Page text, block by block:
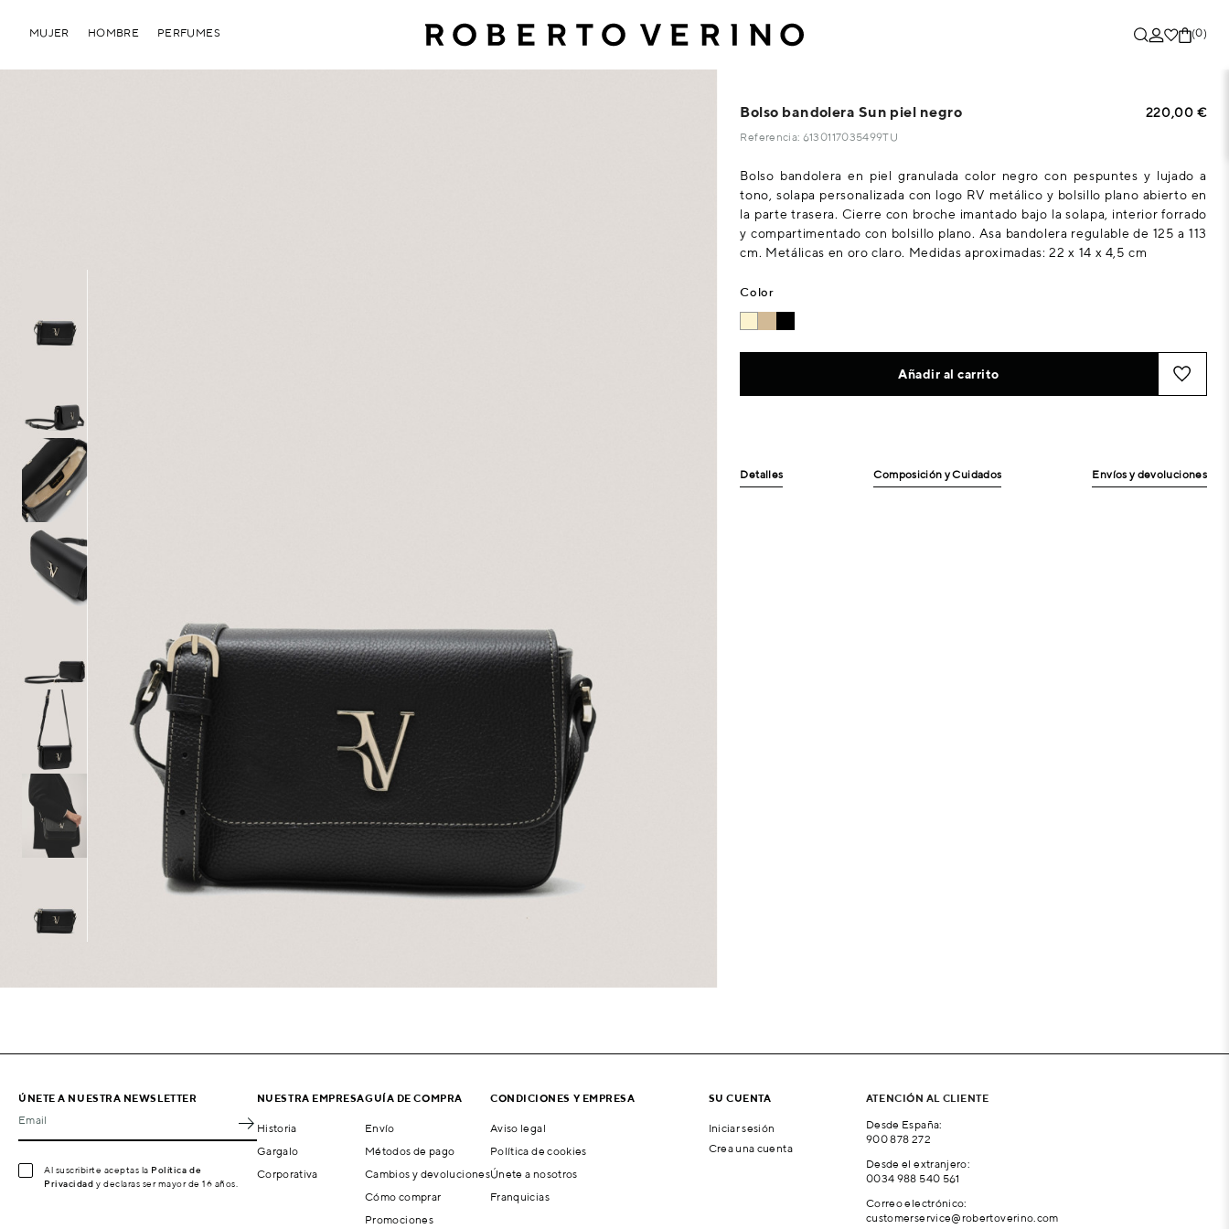
(0)
MUJER HOMBRE PERFUMES
Bolso bandolera Sun piel negro 220,00 €
Referencia: 6130117035499TU
Bolso bandolera en piel granulada color negro con pespuntes y lujado a
tono, solapa personalizada con logo RV metálico y bolsillo plano abierto en
la parte trasera. Cierre con broche imantado bajo la solapa, interior forrado
y compartimentado con bolsillo plano. Asa bandolera regulable de 125 a 113
cm. Metálicas en oro claro. Medidas aproximadas: 22 x 14 x 4,5 cm
Color
Añadir al carrito
Detalles Composición y Cuidados Envíos y devoluciones
ÚNETE A NUESTRA NEWSLETTER
Email
Al suscribirte aceptas la Política de
Privacidad y declaras ser mayor de 16 años.
NUESTRA EMPRESA
Historia
Gargalo
Corporativa
GUÍA DE COMPRA
Envío
Métodos de pago
Cambios y devoluciones
Cómo comprar
Promociones
CONDICIONES Y EMPRESA
Aviso legal
Política de cookies
Únete a nosotros
Franquicias
SU CUENTA
Iniciar sesión
Crea una cuenta
ATENCIÓN AL CLIENTE
Desde España:
900 878 272
Desde el extranjero:
0034 988 540 561
Correo electrónico:
customerservice@robertoverino.com